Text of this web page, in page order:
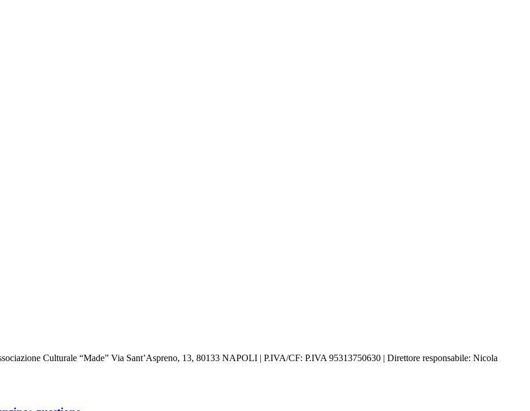
Culturale “Made” Via Sant’Aspreno, 13, 80133 NAPOLI | P.IVA/CF: P.IVA 95313750630 | Direttore responsabile: Nicola